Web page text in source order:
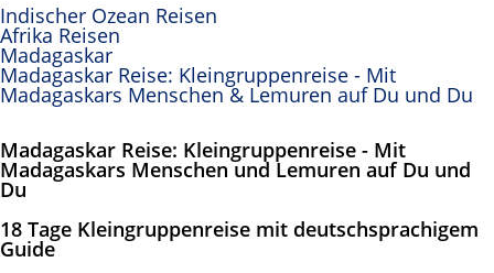
Indischer Ozean Reisen
Afrika Reisen
Madagaskar
Madagaskar Reise: Kleingruppenreise - Mit
Madagaskars Menschen & Lemuren auf Du und Du
Madagaskar Reise: Kleingruppenreise - Mit
Madagaskars Menschen und Lemuren auf Du und
Du
18 Tage Kleingruppenreise mit deutschsprachigem
Guide